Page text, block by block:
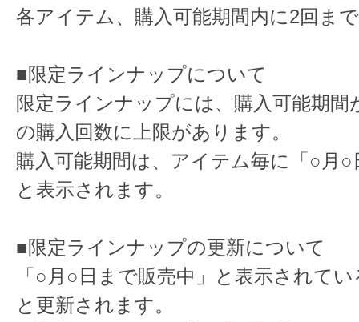
各アイテム、購入可能期間内に2回ま
■限定ラインナップについて
限定ラインナップには、購入可能期間
の購入回数に上限があります。
購入可能期間は、アイテム毎に「○月○
と表示されます。
■限定ラインナップの更新について
「○月○日まで販売中」と表示されて
と更新されます。